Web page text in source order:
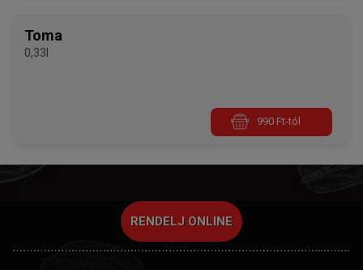
Toma
0,33l
990 Ft-tól
RENDELJ ONLINE